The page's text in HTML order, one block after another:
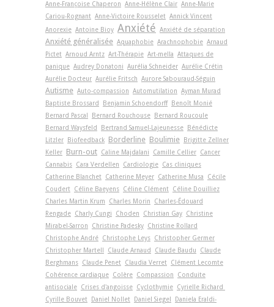
Anne-Françoise Chaperon Anne-Hélène Clair Anne-Marie
Cariou-Rognant Anne-Victoire Rousselet Annick Vincent
Anorexie Antoine Bioy Anxiété Anxiété de séparation
Anxiété généralisée Aquaphobie Arachnophobie Arnaud
Pictet Arnoud Arntz Art-Thérapie Art-­mella Attaques de
panique Audrey Donatoni Aurélia Schneider Aurélie Crétin
Aurélie Docteur Aurélie Fritsch Aurore Sabouraud-Séguin
Autisme Auto-compassion Automutilation Ayman Murad
Baptiste Brossard
Benjamin Schoendorff
Benoît Monié
Bernard Pascal
Bernard Rouchouse
Bernard Roucoule
Bernard Waysfeld
Bertrand Samuel-Lajeunesse
Bénédicte
Litzler
Biofeedback Borderline Boulimie
Brigitte Zellner
Keller Burn-out Caline Majdalani Camille Cellier Cancer
Cannabis Cara Verdellen Cardiologie Cas cliniques
Catherine Blanchet Catherine Meyer Catherine Musa
Cécile
Coudert Céline Baeyens Céline Clément Céline Douilliez
Charles Martin Krum
Charles Morin
Charles-Édouard
Rengade Charly Cungi Choden Christian Gay Christine
Mirabel-Sarron
Christine Padesky Christine Rollard
Christophe André Christophe Leys Christopher Germer
Christopher Martell
Claude Arnaud Claude Baudu
Claude
Berghmans Claude Penet Claudia Verret Clément Lecomte
Cohérence cardiaque Colère Compassion
Conduite
antisociale Crises d'angoisse Cyclothymie Cyrielle Richard
Cyrille Bouvet
Daniel Nollet Daniel Siegel
Daniela Eraldi-